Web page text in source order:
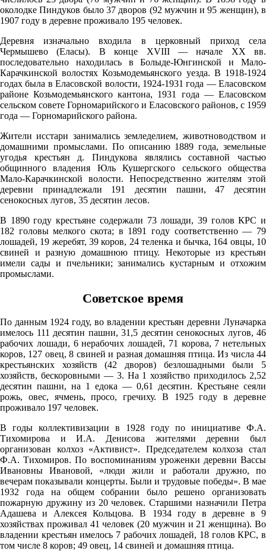
16.4°
79%
0.6
208°
09:00
15.5°
761
95%
219°
09.08
12:00
74%
3
200°
09.08
22.2°
760
56%
2.3
299°
09.08
околодке Пиндуков было 37 дворов (92 мужчин и 95 женщин), в
1907 году в деревне проживало 195 человек.
Деревня изначально входила в церковный приход села
Чермышево (Еласы). В конце XVIII — начале XX вв.
последовательно находилась в Болыде-Юнгинской и Мало-
Карачкинской волостях Козьмодемьянского уезда. В 1918-1924
годах была в Еласовской волости, 1924-1931 года — Еласовском
районе Козьмодемьянского кантона, 1931 года — Еласовском
сельском совете Горномарийского и Еласовского районов, с 1959
года — Горномарийского района.
Жители исстари занимались земледелием, животноводством и
домашними промыслами. По описанию 1889 года, земельные
угодья крестьян д. Пиндукова являлись составной частью
общинного владения Юль Кушергского сельского общества
Мало-Карачкинской волости. Непосредственно жителям этой
деревни принадлежали 191 десятин пашни, 47 десятин
сенокосных лугов, 35 десятин лесов.
В 1890 году крестьяне содержали 73 лошади, 39 голов КРС и
182 головы мелкого скота; в 1891 году соответственно — 79
лошадей, 19 жеребят, 39 коров, 24 теленка и бычка, 164 овцы, 10
свиней и разную домашнюю птицу. Некоторые из крестьян
имели сады и пчельники; занимались кустарным и отхожим
промыслами.
Советское время
По данным 1924 году, во владении крестьян деревни Луначарка
имелось 111 десятин пашни, 31,5 десятин сенокосных лугов, 46
рабочих лошади, 6 нерабочих лошадей, 71 корова, 7 нетельных
коров, 127 овец, 8 свиней и разная домашняя птица. Из числа 44
крестьянских хозяйств (42 дворов) безлошадными были 5
хозяйств, бескоровными — 3. На 1 хозяйство приходилось 2,52
десятин пашни, на 1 едока — 0,61 десятин. Крестьяне сеяли
рожь, овес, ячмень, просо, гречиху. В 1925 году в деревне
проживало 197 человек.
В годы коллективизации в 1928 году по инициативе Ф.А.
Тихомирова и И.А. Денисова жителями деревни был
организован колхоз «Активист». Председателем колхоза стал
Ф.А. Тихомиров. По воспоминаниям уроженки деревни Вассы
Ивановны Ивановой, «люди жили и работали дружно, по
вечерам показывали концерты. Были и трудовые победы». В мае
1932 года на общем собрании было решено организовать
пожарную дружину из 20 человек. Старшими назначили Петра
Адашева и Алексея Кольцова. В 1934 году в деревне в 9
хозяйствах проживал 41 человек (20 мужчин и 21 женщина). Во
владении крестьян имелось 7 рабочих лошадей, 18 голов КРС, в
том числе 8 коров; 49 овец, 14 свиней и домашняя птица.